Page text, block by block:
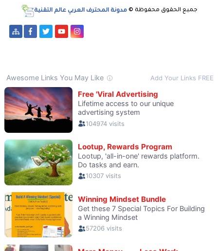
جميع الحقوق محفوظة © مدونة المحترف العربي عالم التقنية